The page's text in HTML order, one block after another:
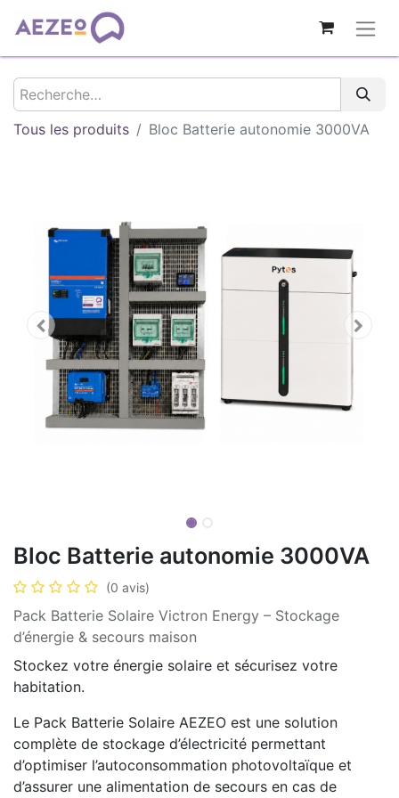
Tous les produits Bloc Batterie autonomie 3000VA
Bloc Batterie autonomie 3000VA
(0 avis)
Pack Batterie Solaire Victron Energy – Stockage
d’énergie & secours maison
Stockez votre énergie solaire et sécurisez votre
habitation.
Le Pack Batterie Solaire AEZEO est une solution
complète de stockage d’électricité permettant
d’optimiser l’autoconsommation photovoltaïque et
d’assurer une alimentation de secours en cas de